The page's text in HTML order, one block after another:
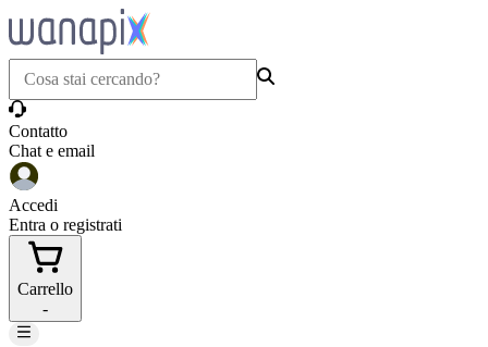
Contatto
Chat e email
Accedi
Entra o registrati
Carrello
-